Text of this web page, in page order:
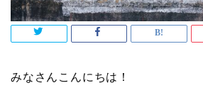
みなさんこんにちは！